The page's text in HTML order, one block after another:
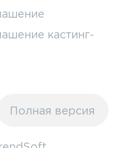
кастинг-
Полная версия